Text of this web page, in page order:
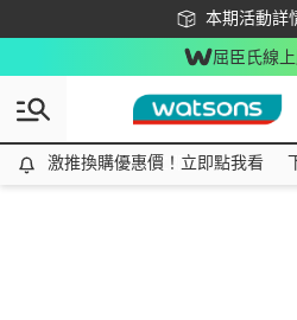
本期活動詳
下載app最高
屈臣氏線
激推換購優惠價！立即點我看
激推換購優惠價！立即點我看